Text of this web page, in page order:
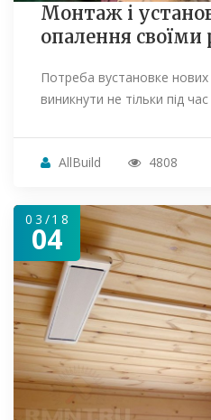
Монтаж і
опалення
Потреба вустановке
виникнути не тільки під
AllBuild 4808
03/18
04